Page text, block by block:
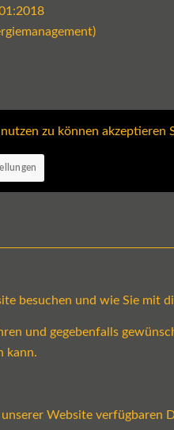
zu können akzeptieren
besuchen und wie Sie mit
und gegebenfalls
kann.
Website verfügbaren